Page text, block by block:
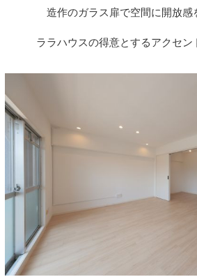
造作のガラス扉で空間に開放感
ララハウスの得意とするアクセ